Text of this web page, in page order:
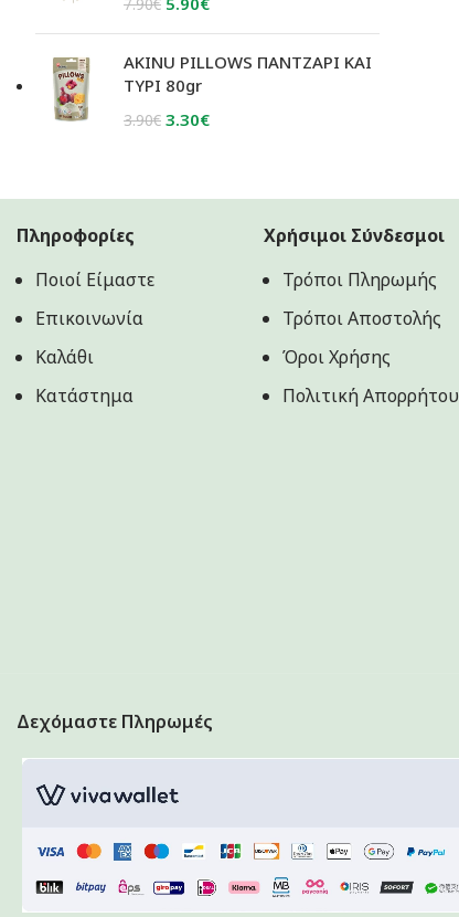
7.90€
price
was:
7.90€.
τρέχουσα
τιμή
AKINU PILLOWS ΠΑΝΤΖΑΡΙ ΚΑΙ
ΤΥΡΙ 80gr
3.90€ Original
3.90€.
3.30€Η
είναι:
Πληροφορίες
Ποιοί Είμαστε
Επικοινωνία
Καλάθι
Κατάστημα
Χρήσιμοι Σύνδεσμοι
Τρόποι Πληρωμής
Τρόποι Αποστολής
Όροι Χρήσης
Πολιτική Aπορρήτου
Δεχόμαστε Πληρωμές